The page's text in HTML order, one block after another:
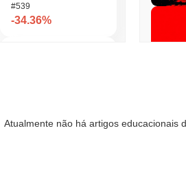
#539
-34.36%
Atualmente não há artigos educacionais